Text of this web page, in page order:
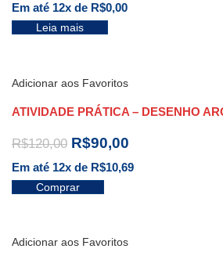
Em até 12x de R$0,00
Leia mais
Adicionar aos Favoritos
ATIVIDADE PRÁTICA – DESENHO
R$120,00 R$90,00
Em até 12x de R$10,69
Comprar
Adicionar aos Favoritos